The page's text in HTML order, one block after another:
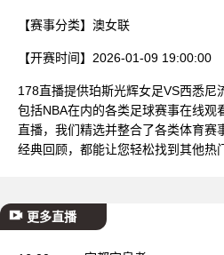
【赛事分类】 澳女联
【开赛时间】 2026-01-09 19:00:00
178直播提供珀斯光辉女足VS西悉尼
包括NBA在内的各类足球赛事在线观
直播，我们精选并整合了各类体育赛
经典回顾，都能让您轻松找到其他热
更多直播